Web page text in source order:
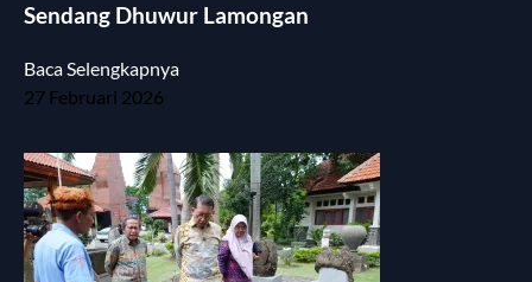
Sendang Dhuwur Lamongan
Baca Selengkapnya
27 Februari 2026